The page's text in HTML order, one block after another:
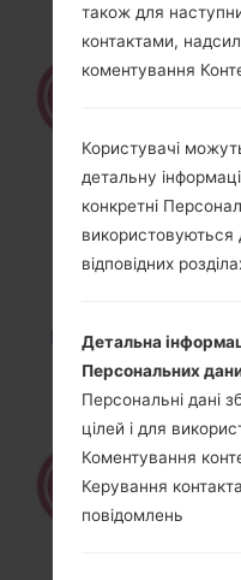
How to Factory
також для
контактами,
коментування
Користувачі
детальну
конкретні
використовуються
відповідних
Детальна
Персональних
Персональні дані
цілей і для
Коментування
Керування
повідомлень